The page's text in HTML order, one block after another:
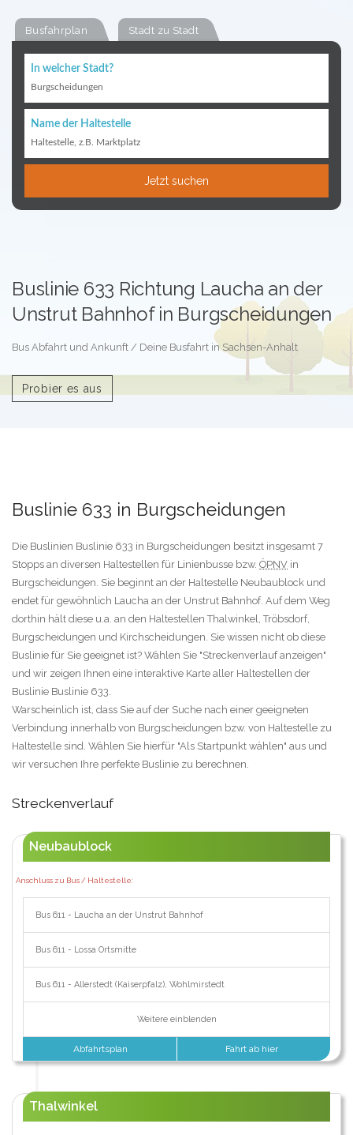
Busfahrplan Stadt zu Stadt
In welcher Stadt?
Burgscheidungen
Name der Haltestelle
Haltestelle, z.B. Marktplatz
Jetzt suchen
Buslinie 633 Richtung Laucha an der
Unstrut Bahnhof in Burgscheidungen
Bus Abfahrt und Ankunft / Deine Busfahrt in Sachsen-Anhalt
Probier es aus
Buslinie 633 in Burgscheidungen
Die Buslinien Buslinie 633 in Burgscheidungen besitzt insgesamt 7
Stopps an diversen Haltestellen für Linienbusse bzw. ÖPNV in
Burgscheidungen. Sie beginnt an der Haltestelle Neubaublock und
endet für gewöhnlich Laucha an der Unstrut Bahnhof. Auf dem Weg
dorthin hält diese u.a. an den Haltestellen Thalwinkel, Tröbsdorf,
Burgscheidungen und Kirchscheidungen. Sie wissen nicht ob diese
Buslinie für Sie geeignet ist? Wählen Sie "Streckenverlauf anzeigen"
und wir zeigen Ihnen eine interaktive Karte aller Haltestellen der
Buslinie Buslinie 633.
Warscheinlich ist, dass Sie auf der Suche nach einer geeigneten
Verbindung innerhalb von Burgscheidungen bzw. von Haltestelle zu
Haltestelle sind. Wählen Sie hierfür "Als Startpunkt wählen" aus und
wir versuchen Ihre perfekte Buslinie zu berechnen.
Streckenverlauf
Neubaublock
Anschluss zu Bus / Haltestelle:
Bus 611 - Laucha an der Unstrut Bahnhof
Bus 611 - Lossa Ortsmitte
Bus 611 - Allerstedt (Kaiserpfalz), Wohlmirstedt
Weitere einblenden
Abfahrtsplan Fahrt ab hier
Thalwinkel